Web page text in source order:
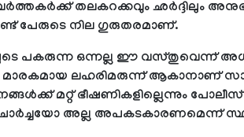
തലകറക്കവും ഛര്‍ദ്ദിലും
പേരുടെ നില ഗുരുതരമാണ്.
പകരുന്ന ഒന്നല്ല ഈ വസ്തുവെന്ന്
ലഹരിമരുന്ന് ആകാനാണ്
മറ്റ് ഭീഷണികളില്ലെന്നും പോലീസ്
അല്ല അപകടകാരണമെന്ന്